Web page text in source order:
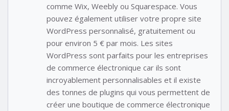
comme Wix, Weebly ou Squarespace. Vous
pouvez également utiliser votre propre site
WordPress personnalisé, gratuitement ou
pour environ 5 € par mois. Les sites
WordPress sont parfaits pour les entreprises
de commerce électronique car ils sont
incroyablement personnalisables et il existe
des tonnes de plugins qui vous permettent de
créer une boutique de commerce électronique